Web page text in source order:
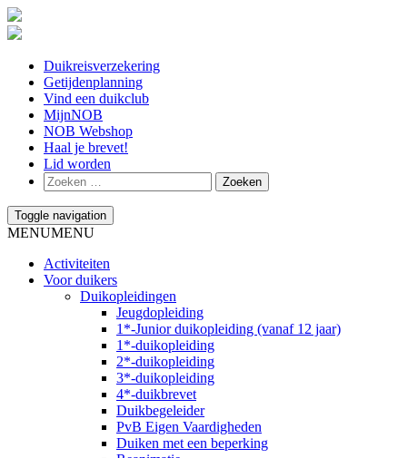
Duikreisverzekering
Getijdenplanning
Vind een duikclub
MijnNOB
NOB Webshop
Haal je brevet!
Lid worden
Toggle navigation
MENUMENU
Activiteiten
Voor duikers
Duikopleidingen
Jeugdopleiding
1*-Junior duikopleiding (vanaf 12 jaar)
1*-duikopleiding
2*-duikopleiding
3*-duikopleiding
4*-duikbrevet
Duikbegeleider
PvB Eigen Vaardigheden
Duiken met een beperking